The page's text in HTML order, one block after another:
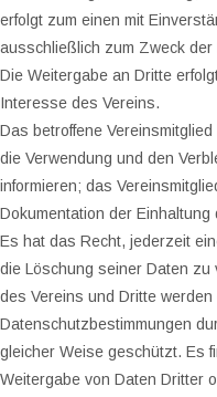
erfolgt zum einen mit
ausschließlich zum Zweck der
Die Weitergabe an Dritte
Interesse des Vereins.
Das betroffene
die Verwendung und den
informieren; das
Dokumentation der
Es hat das Recht, jederzeit
die Löschung seiner Daten zu
des Vereins und Dritte
Datenschutzbestimmungen
gleicher Weise geschützt. Es
Weitergabe von Daten Dritter